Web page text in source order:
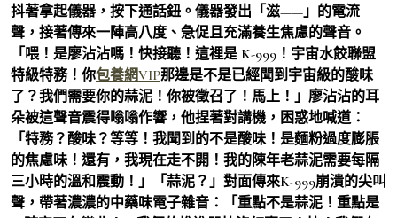
抖著拿起儀器，按下通話鈕。儀器發出「滋——」的電流
聲，接著傳來一陣高八度、急促且充滿養生焦慮的聲音。
「喂！是廖沾沾嗎！快接聽！這裡是 K-999！宇宙水餃聯盟
特級特務！你包養網VIP那邊是不是已經聞到宇宙級的酸味
了？我們需要你的蒜泥！你被徵召了！馬上！」廖沾沾的耳
朵被這聲音震得嗡嗡作響，他捏著對講機，困惑地喊道：
「特務？酸味？等等！我聞到的不是酸味！是麵粉過度膨脹
的焦慮味！還有，我現在走不開！我的陳年老蒜泥需要每隔
三小時的溫和震動！」「蒜泥？」對面傳來K-999崩潰的尖叫
聲，帶著濃濃的中藥味電子雜音：「重點不是蒜泥！重點是